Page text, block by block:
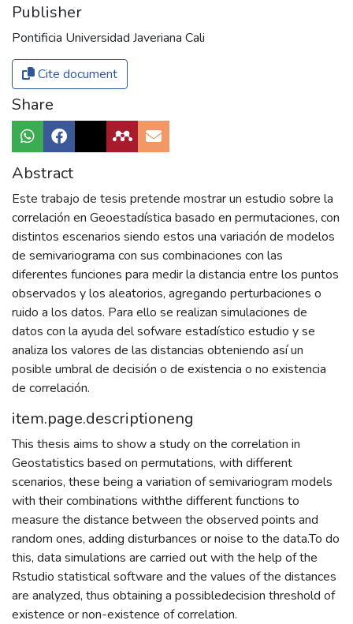
Publisher
Pontificia Universidad Javeriana Cali
Cite document
Share
Abstract
Este trabajo de tesis pretende mostrar un estudio sobre la
correlación en Geoestadística basado en permutaciones, con
distintos escenarios siendo estos una variación de modelos
de semivariograma con sus combinaciones con las
diferentes funciones para medir la distancia entre los puntos
observados y los aleatorios, agregando perturbaciones o
ruido a los datos. Para ello se realizan simulaciones de
datos con la ayuda del sofware estadístico estudio y se
analiza los valores de las distancias obteniendo así un
posible umbral de decisión o de existencia o no existencia
de correlación.
item.page.descriptioneng
This thesis aims to show a study on the correlation in
Geostatistics based on permutations, with different
scenarios, these being a variation of semivariogram models
with their combinations withthe different functions to
measure the distance between the observed points and
random ones, adding disturbances or noise to the data.To do
this, data simulations are carried out with the help of the
Rstudio statistical software and the values ​​of the distances
are analyzed, thus obtaining a possibledecision threshold of
existence or non-existence of correlation.